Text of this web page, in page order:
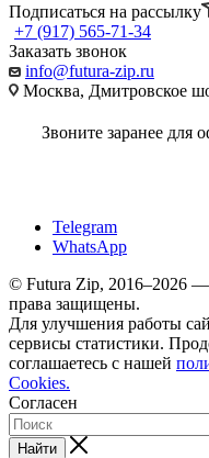
Подписаться на рассылку
+7 (917) 565-71-34
Заказать звонок
info@futura-zip.ru
Москва, Дмитровское
Звоните заранее для
Telegram
WhatsApp
© Futura Zip, 2016–2026
права защищены.
Для улучшения работы
сервисы статистики.
соглашаетесь с нашей
Cookies.
Согласен
Найти